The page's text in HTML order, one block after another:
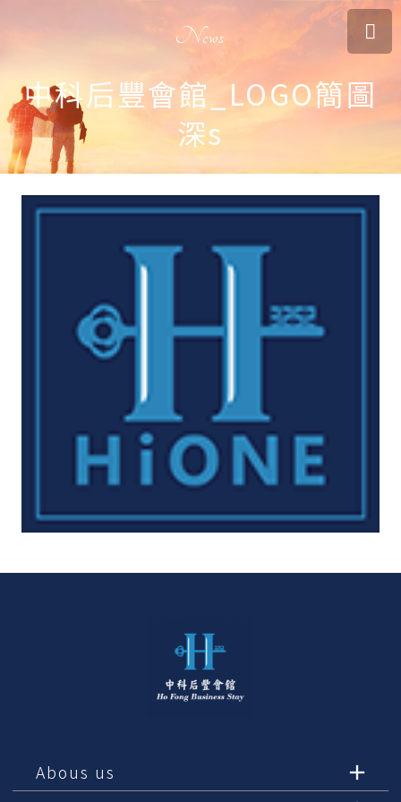
News
中科后豐會館_LOGO簡圖
深s
Abous us